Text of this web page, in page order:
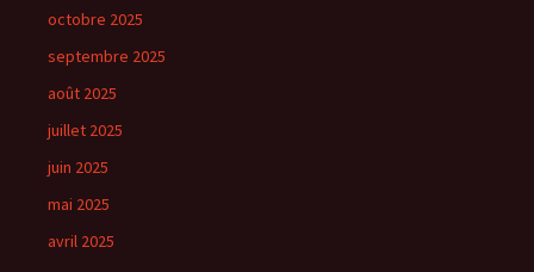
octobre 2025
septembre 2025
août 2025
juillet 2025
juin 2025
mai 2025
avril 2025